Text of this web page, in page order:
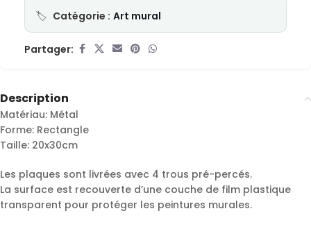
Catégorie : Art mural
Partager:
Description
Matériau: Métal
Forme: Rectangle
Taille: 20x30cm
Les plaques sont livrées avec 4 trous pré-percés.
La surface est recouverte d’une couche de film plastique
transparent pour protéger les peintures murales.